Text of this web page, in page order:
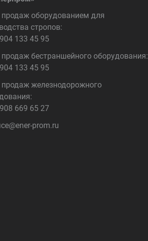
продаж оборудованием для
стропов:
133 45 95
продаж бестраншейного оборудования:
133 45 95
продаж железнодорожного
669 65 27
prom.ru